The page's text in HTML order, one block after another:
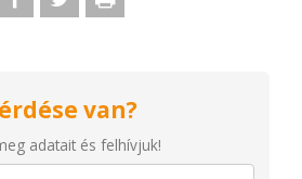
van?
adatait és felhívjuk!